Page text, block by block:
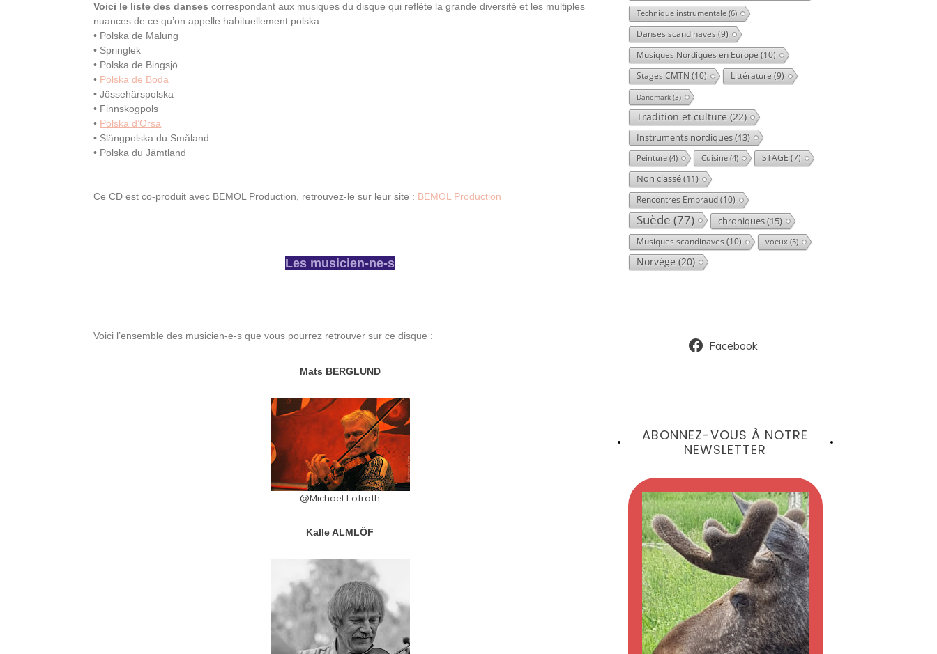
Voici le liste des dansescorrespondant aux musiques du disque qui reflète la grande diversité et les multiples
nuances de ce qu’on appelle habituellement polska :
• Polska de Malung
• Springlek
• Polska de Bingsjö
• Polska de Boda
• Jössehärspolska
• Finnskogpols
• Polska dʼOrsa
• Slängpolska du Småland
• Polska du Jämtland
Ce CD est co-produit avec BEMOL Production, retrouvez-le sur leur site : BEMOL Production
Les musicien-ne-s
Voici l’ensemble des musicien-e-s que vous pourrez retrouver sur ce disque :
Mats BERGLUND
@Michael Lofroth
Kalle ALMLÖF
Technique instrumentale (6)
Danses scandinaves (9)
Musiques Nordiques en Europe (10)
Stages CMTN (10) Littérature (9)
Danemark (3)
Tradition et culture (22)
Instruments nordiques(13)
Peinture (4) Cuisine (4) STAGE (7)
Non classé(11)
Rencontres Embraud(10)
Suède (77) chroniques(15)
Musiques scandinaves (10) voeux (5)
Norvège (20)
Facebook
ABONNEZ-VOUS À NOTRE
NEWSLETTER